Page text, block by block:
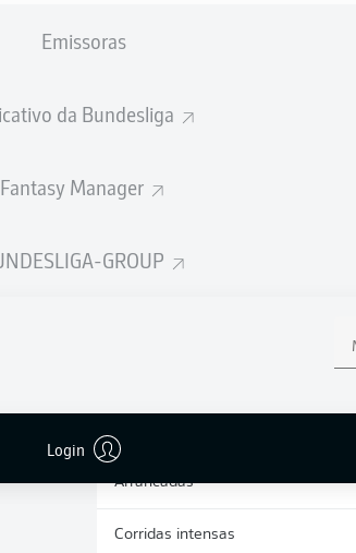
Emissoras
da Bundesliga
Fantasy Manager
GROUP
Login
TEMPORADA 2026/
Arrancadas
Corridas intensas